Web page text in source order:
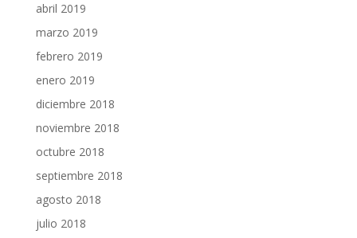
abril 2019
marzo 2019
febrero 2019
enero 2019
diciembre 2018
noviembre 2018
octubre 2018
septiembre 2018
agosto 2018
julio 2018